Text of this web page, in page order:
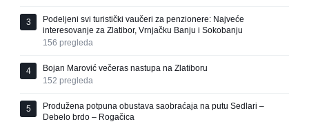
3
Podeljeni svi turistički vaučeri za penzionere: Najveće
interesovanje za Zlatibor, Vrnjačku Banju i Sokobanju
156 pregleda
4
Bojan Marović večeras nastupa na Zlatiboru
152 pregleda
5
Produžena potpuna obustava saobraćaja na putu Sedlari –
Debelo brdo – Rogačica